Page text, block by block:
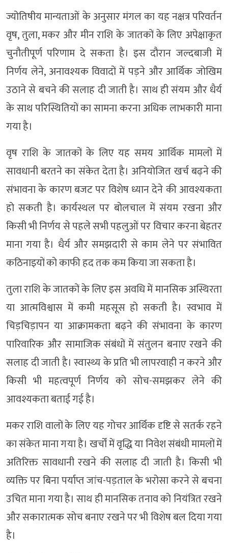
ज्योतिषीय मान्यताओं के अनुसार मंगल का यह नक्षत्र परिवर्तन
वृष, तुला, मकर और मीन राशि के जातकों के लिए अपेक्षाकृत
चुनौतीपूर्ण परिणाम दे सकता है। इस दौरान जल्दबाजी में
निर्णय लेने, अनावश्यक विवादों में पड़ने और आर्थिक जोखिम
उठाने से बचने की सलाह दी जाती है। साथ ही संयम और धैर्य
के साथ परिस्थितियों का सामना करना अधिक लाभकारी माना
गया है।
वृष राशि के जातकों के लिए यह समय आर्थिक मामलों में
सावधानी बरतने का संकेत देता है। अनियोजित खर्च बढ़ने की
संभावना के कारण बजट पर विशेष ध्यान देने की आवश्यकता
हो सकती है। कार्यस्थल पर बोलचाल में संयम रखना और
किसी भी निर्णय से पहले सभी पहलुओं पर विचार करना बेहतर
माना गया है। धैर्य और समझदारी से काम लेने पर संभावित
कठिनाइयों को काफी हद तक कम किया जा सकता है।
तुला राशि के जातकों के लिए इस अवधि में मानसिक अस्थिरता
या आत्मविश्वास में कमी महसूस हो सकती है। स्वभाव में
चिड़चिड़ापन या आक्रामकता बढ़ने की संभावना के कारण
पारिवारिक और सामाजिक संबंधों में संतुलन बनाए रखने की
सलाह दी जाती है। स्वास्थ्य के प्रति भी लापरवाही न करने और
किसी भी महत्वपूर्ण निर्णय को सोच-समझकर लेने की
आवश्यकता बताई गई है।
मकर राशि वालों के लिए यह गोचर आर्थिक दृष्टि से सतर्क रहने
का संकेत माना गया है। खर्चों में वृद्धि या निवेश संबंधी मामलों में
अतिरिक्त सावधानी रखने की सलाह दी जाती है। किसी भी
व्यक्ति पर बिना पर्याप्त जांच-पड़ताल के भरोसा करने से बचना
उचित माना गया है। साथ ही मानसिक तनाव को नियंत्रित रखने
और सकारात्मक सोच बनाए रखने पर भी विशेष बल दिया गया
है।